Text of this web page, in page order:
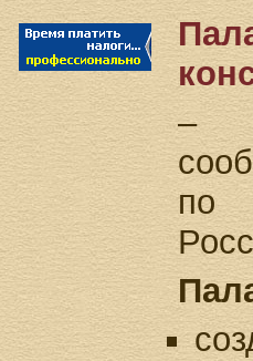
–
по